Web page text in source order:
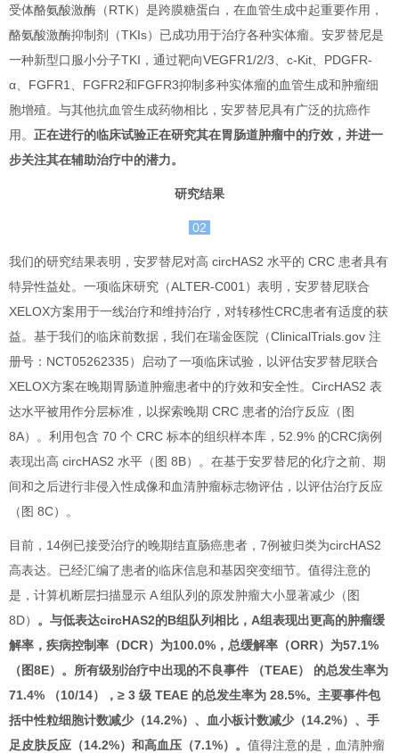
受体酪氨酸激酶（RTK）是跨膜糖蛋白，在血管生成中起重要作用，
酪氨酸激酶抑制剂（TKIs）已成功用于治疗各种实体瘤。安罗替尼是
一种新型口服小分子TKI，通过靶向VEGFR1/2/3、c-Kit、PDGFR-
α、FGFR1、FGFR2和FGFR3抑制多种实体瘤的血管生成和肿瘤细
胞增殖。与其他抗血管生成药物相比，安罗替尼具有广泛的抗癌作
用。 正在进行的临床试验正在研究其在胃肠道肿瘤中的疗效，并进一
步关注其在辅助治疗中的潜力。
研究结果
02
我们的研究结果表明，安罗替尼对高 circHAS2 水平的 CRC 患者具有
特异性益处。一项临床研究（ALTER-C001）表明，安罗替尼联合
XELOX方案用于一线治疗和维持治疗，对转移性CRC患者有适度的获
益。基于我们的临床前数据，我们在瑞金医院（ClinicalTrials.gov 注
册号：NCT05262335）启动了一项临床试验，以评估安罗替尼联合
XELOX方案在晚期胃肠道肿瘤患者中的疗效和安全性。CircHAS2 表
达水平被用作分层标准，以探索晚期 CRC 患者的治疗反应（图
8A）。利用包含 70 个 CRC 标本的组织样本库，52.9% 的CRC病例
表现出高 circHAS2 水平（图 8B）。在基于安罗替尼的化疗之前、期
间和之后进行非侵入性成像和血清肿瘤标志物评估，以评估治疗反应
（图 8C）。
目前，14例已接受治疗的晚期结直肠癌患者，7例被归类为circHAS2
高表达。已经汇编了患者的临床信息和基因突变细节。值得注意的
是，计算机断层扫描显示 A 组队列的原发肿瘤大小显著减少（图
8D） 。与低表达circHAS2的B组队列相比，A组表现出更高的肿瘤缓
解率，疾病控制率（DCR）为100.0%，总缓解率（ORR）为57.1%
（图8E）。所有级别治疗中出现的不良事件 （TEAE） 的总发生率为
71.4% （10/14），≥ 3 级 TEAE 的总发生率为 28.5%。主要事件包
括中性粒细胞计数减少（14.2%）、血小板计数减少（14.2%）、手
足皮肤反应（14.2%）和高血压（7.1%）。 值得注意的是，血清肿瘤